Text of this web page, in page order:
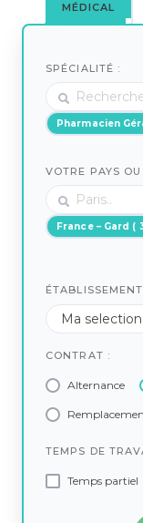
MÉDICAL
SPÉCIALITÉ :
Pharmacien
VOTRE PAYS
France – Gard (
CONTRAT :
Alternance
TEMPS DE
Temps partiel